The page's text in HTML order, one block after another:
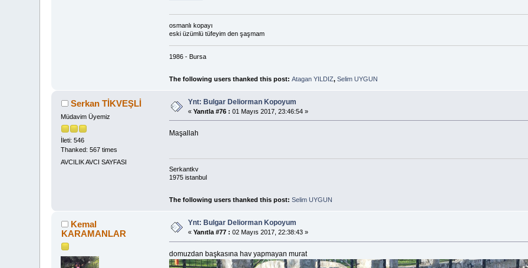
osmanlı kopayı
eski üzümlü tüfeyim den şaşmam
1986 - Bursa
The following users thanked this post: Atagan YILDIZ, Selim UYGUN
Serkan TİKVEŞLİ
Müdavim Üyemiz
İleti: 546
Thanked: 567 times
AVCILIK AVCI SAYFASI
Ynt: Bulgar Deliorman Kopoyum
«Yanıtla #76 : 01 Mayıs 2017, 23:46:54 »
Maşallah
Serkantkv
1975 istanbul
The following users thanked this post: Selim UYGUN
Kemal
KARAMANLAR
Ynt: Bulgar Deliorman Kopoyum
«Yanıtla #77 : 02 Mayıs 2017, 22:38:43 »
domuzdan başkasına hav yapmayan murat